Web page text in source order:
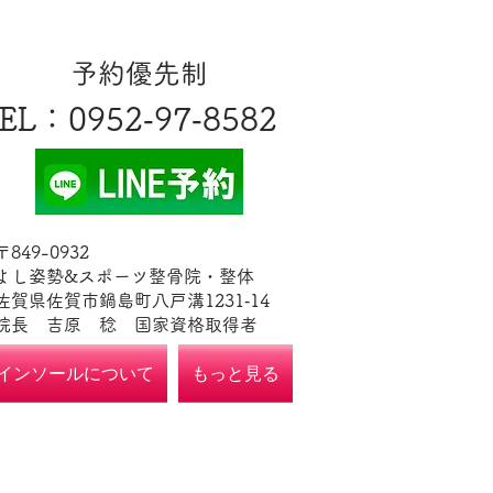
​予約優先制
​：0952‐97‐8582
849-0932
し姿勢&スポーツ整骨院・整体
賀県佐賀市鍋島町八戸溝1231‐14
長 吉原 稔​ 国家資格取得者
ンソールについて もっと見る